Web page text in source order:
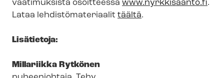
vaatimuksista osoitteessa www.nyrkkisääntö.fi.
Lataa leh­dis­tö­ma­te­ri­aa­lit täältä.
Lisätietoja:
Millariikka Rytkönen